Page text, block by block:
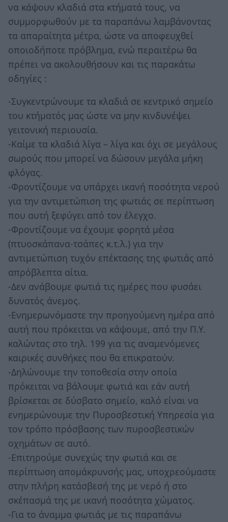
να κάψουν κλαδιά στα κτήματά τους, να
συμμορφωθούν με τα παραπάνω λαμβάνοντας
τα απαραίτητα μέτρα, ώστε να αποφευχθεί
οποιοδήποτε πρόβλημα, ενώ περαιτέρω θα
πρέπει να ακολουθήσουν και τις παρακάτω
οδηγίες :
-Συγκεντρώνουμε τα κλαδιά σε κεντρικό σημείο
του κτήματός μας ώστε να μην κινδυνέψει
γειτονική περιουσία.
-Καίμε τα κλαδιά λίγα – λίγα και όχι σε μεγάλους
σωρούς που μπορεί να δώσουν μεγάλα μήκη
φλόγας.
-Φροντίζουμε να υπάρχει ικανή ποσότητα νερού
για την αντιμετώπιση της φωτιάς σε περίπτωση
που αυτή ξεφύγει από τον έλεγχο.
-Φροντίζουμε να έχουμε φορητά μέσα
(πτυοσκάπανα-τσάπες κ.τ.λ.) για την
αντιμετώπιση τυχόν επέκτασης της φωτιάς από
απρόβλεπτα αίτια.
-Δεν ανάβουμε φωτιά τις ημέρες που φυσάει
δυνατός άνεμος.
-Ενημερωνόμαστε την προηγούμενη ημέρα από
αυτή που πρόκειται να κάψουμε, από την Π.Υ.
καλώντας στο τηλ. 199 για τις αναμενόμενες
καιρικές συνθήκες που θα επικρατούν.
-Δηλώνουμε την τοποθεσία στην οποία
πρόκειται να βάλουμε φωτιά και εάν αυτή
βρίσκεται σε δύσβατο σημείο, καλό είναι να
ενημερώνουμε την Πυροσβεστική Υπηρεσία για
τον τρόπο πρόσβασης των πυροσβεστικών
οχημάτων σε αυτό.
-Επιτηρούμε συνεχώς την φωτιά και σε
περίπτωση απομάκρυνσής μας, υποχρεούμαστε
στην πλήρη κατάσβεσή της με νερό ή στο
σκέπασμά της με ικανή ποσότητα χώματος.
-Για το άναμμα φωτιάς με τις παραπάνω